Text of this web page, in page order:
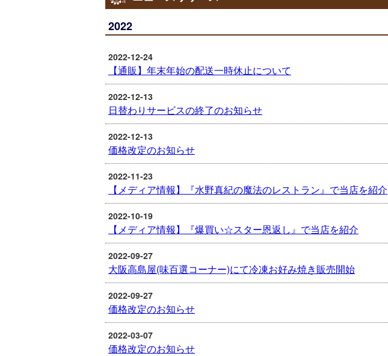
2022
2022-12-24
【通販】年末年始の配送一時休止について
2022-12-13
日替わりサービスの終了のお知らせ
2022-12-13
価格改定のお知らせ
2022-11-23
【メディア情報】『水野真紀の魔法のレストラン』で当店を紹介
2022-10-19
【メディア情報】『爆買い☆スター恩返し』で当店を紹介
2022-09-27
大阪高島屋(味百選コーナー)にて冷凍お好み焼き販売開始
2022-09-27
価格改定のお知らせ
2022-03-07
価格改定のお知らせ